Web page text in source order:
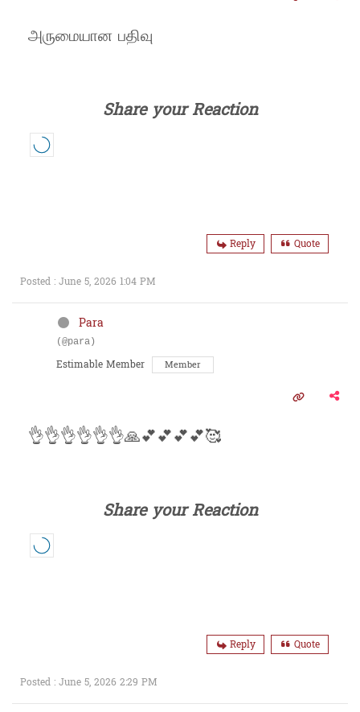
அருமையான பதிவு
Share your Reaction
Reply Quote
Posted : June 5, 2026 1:04 PM
Para
(@para)
Estimable Member Member
👌👌👌👌👌👌🙏💕💕💕💕🥰
Share your Reaction
Reply Quote
Posted : June 5, 2026 2:29 PM